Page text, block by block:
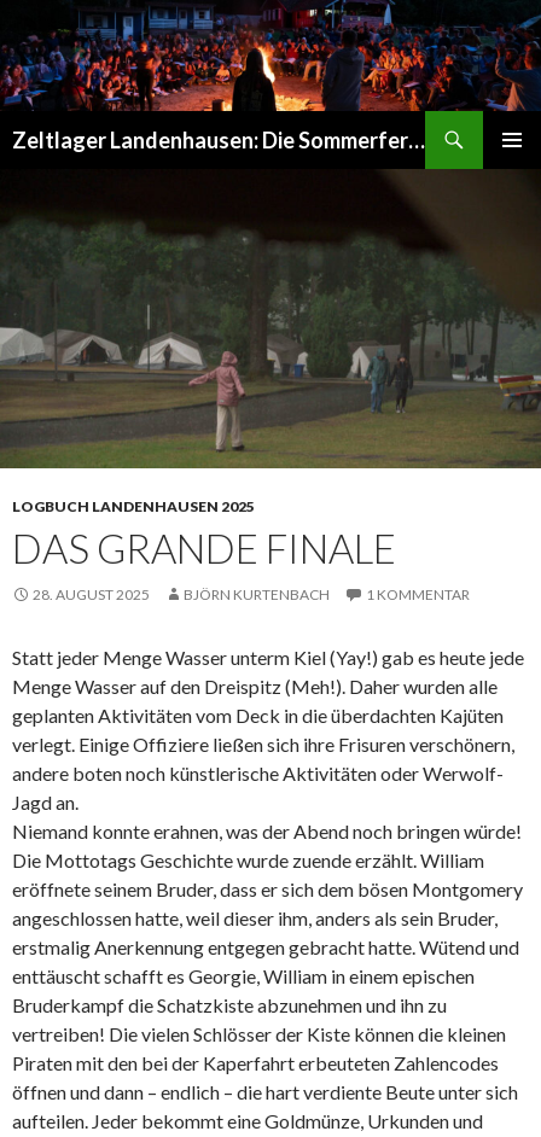
Zeltlager Landenhausen: Die Sommerferien Deines Lebens
LOGBUCH LANDENHAUSEN 2025
DAS GRANDE FINALE
28. AUGUST 2025 BJÖRN KURTENBACH 1 KOMMENTAR
Statt jeder Menge Wasser unterm Kiel (Yay!) gab es heute jede
Menge Wasser auf den Dreispitz (Meh!). Daher wurden alle
geplanten Aktivitäten vom Deck in die überdachten Kajüten
verlegt. Einige Offiziere ließen sich ihre Frisuren verschönern,
andere boten noch künstlerische Aktivitäten oder Werwolf-
Jagd an.
Niemand konnte erahnen, was der Abend noch bringen würde!
Die Mottotags Geschichte wurde zuende erzählt. William
eröffnete seinem Bruder, dass er sich dem bösen Montgomery
angeschlossen hatte, weil dieser ihm, anders als sein Bruder,
erstmalig Anerkennung entgegen gebracht hatte. Wütend und
enttäuscht schafft es Georgie, William in einem epischen
Bruderkampf die Schatzkiste abzunehmen und ihn zu
vertreiben! Die vielen Schlösser der Kiste können die kleinen
Piraten mit den bei der Kaperfahrt erbeuteten Zahlencodes
öffnen und dann – endlich – die hart verdiente Beute unter sich
aufteilen. Jeder bekommt eine Goldmünze, Urkunden und